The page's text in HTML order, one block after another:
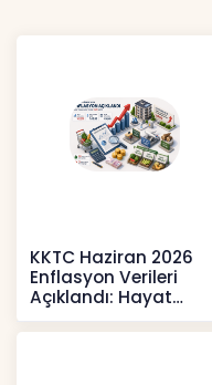
KKTC Haziran 2026
Enflasyon Verileri
Açıklandı: Hayat
Pahalılığı Yükselişini
Sür